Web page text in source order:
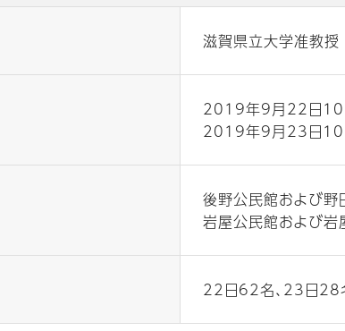
滋賀県立大学准教
2019年9月22日
2019年9月23日
後野公民館および野
岩屋公民館および岩
22日62名、23日28